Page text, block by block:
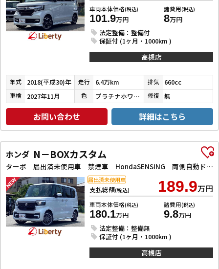
車両本体価格(税込)
101.9万円
諸費用(税込)
8万円
法定整備：整備付
保証付 (1ヶ月・1000km )
高槻店
年式 2018(平成30)年 走行 6.4万km 排気 660cc
車検 2027年11月 色 プラチナホワイトパール 修復 無
お問い合わせ 詳細はこちら
ホンダ N－BOXカスタム
ターボ 届出済未使用車 禁煙車 HondaSENSING 両側自動ドア アダプティブクルーズコントロール 電子パーキング 革巻きステアリング パドルシフト 前席シートヒーター LEDヘッドライト スマートキー
支払総額(税込) 189.9万円
車両本体価格(税込)
180.1万円
諸費用(税込)
9.8万円
法定整備：整備無
保証付 (1ヶ月・1000km )
届出済未使用車
高槻店